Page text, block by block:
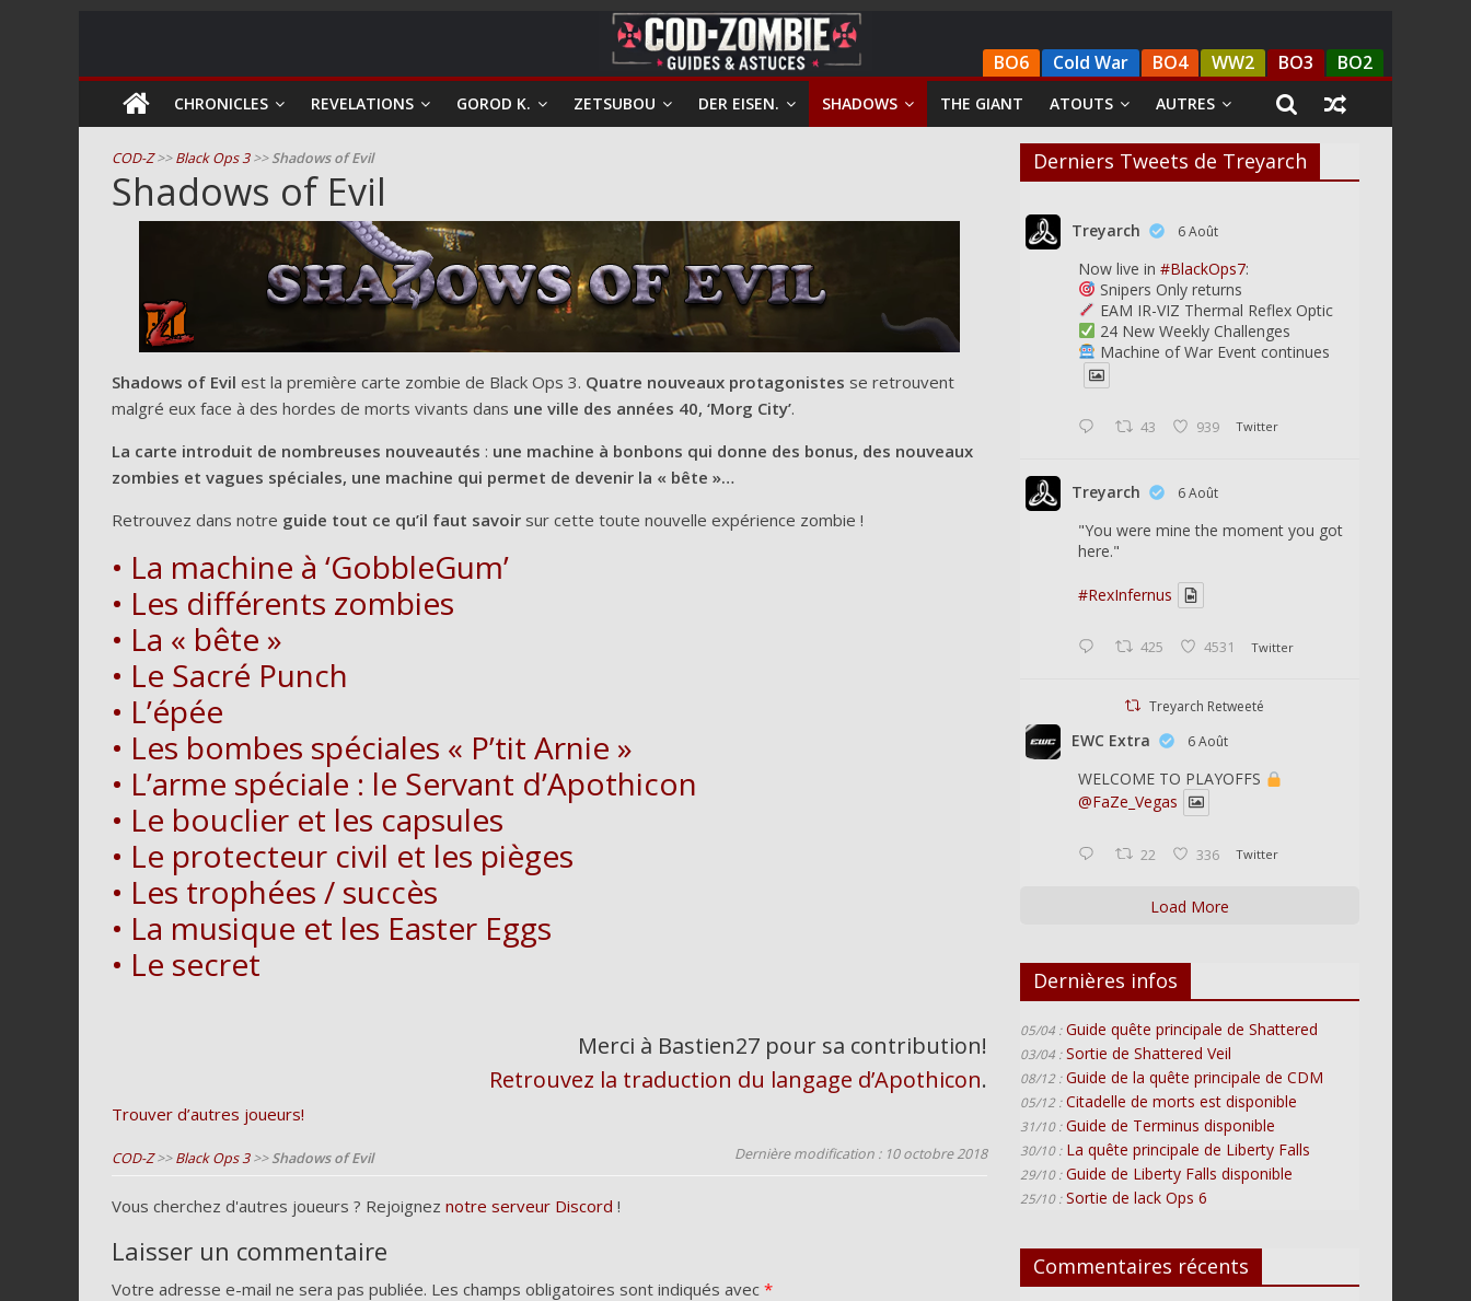
COD
Zombie
Guides
mode
zombie
de
Call
Duty
BO6 Cold War BO4 WW2 BO3 BO2
CHRONICLES REVELATIONS GOROD K. ZETSUBOU DER EISEN. SHADOWS THE GIANT ATOUTS AUTRES
COD-Z>>Black Ops 3>>Shadows of Evil
Shadows of Evil
Shadows of Evil est la première carte zombie de Black Ops 3. Quatre nouveaux protagonistes se retrouvent
malgré eux face à des hordes de morts vivants dans une ville des années 40, ‘Morg City’.
La carte introduit de nombreuses nouveautés : une machine à bonbons qui donne des bonus, des nouveaux
zombies et vagues spéciales, une machine qui permet de devenir la « bête »…
Retrouvez dans notre guide tout ce qu’il faut savoir sur cette toute nouvelle expérience zombie !
• La machine à ‘GobbleGum’
• Les différents zombies
• La « bête »
• Le Sacré Punch
• L’épée
• Les bombes spéciales « P’tit Arnie »
• L’arme spéciale : le Servant d’Apothicon
• Le bouclier et les capsules
• Le protecteur civil et les pièges
• Les trophées / succès
• La musique et les Easter Eggs
• Le secret
Merci à Bastien27 pour sa contribution!
Retrouvez la traduction du langage d’Apothicon.
Trouver d’autres joueurs!
Dernière modification : 10 octobre 2018
COD-Z>>Black Ops 3>>Shadows of Evil
Vous cherchez d'autres joueurs ? Rejoignez notre serveur Discord !
Laisser un commentaire
Votre adresse e-mail ne sera pas publiée. Les champs obligatoires sont indiqués avec *
Derniers Tweets de Treyarch
Treyarch 6 Août
Now live in #BlackOps7:
Snipers Only returns
EAM IR-VIZ Thermal Reflex Optic
24 New Weekly Challenges
Machine of War Event continues
43 939 Twitter
Treyarch 6 Août
"You were mine the moment you got
here."
#RexInfernus
425 4531 Twitter
Treyarch Retweeté
EWC Extra 6 Août
WELCOME TO PLAYOFFS
@FaZe_Vegas
22 336 Twitter
Load More
Dernières infos
05/04 : Guide quête principale de Shattered
03/04 : Sortie de Shattered Veil
08/12 : Guide de la quête principale de CDM
05/12 : Citadelle de morts est disponible
31/10 : Guide de Terminus disponible
30/10 : La quête principale de Liberty Falls
29/10 : Guide de Liberty Falls disponible
25/10 : Sortie de lack Ops 6
Commentaires récents